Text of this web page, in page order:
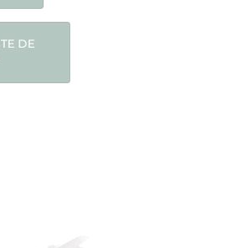
DE